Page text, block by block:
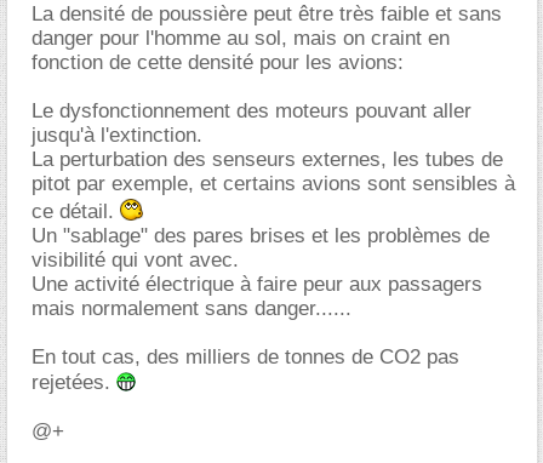
La densité de poussière peut être très faible et sans
danger pour l'homme au sol, mais on craint en
fonction de cette densité pour les avions:
Le dysfonctionnement des moteurs pouvant aller
jusqu'à l'extinction.
La perturbation des senseurs externes, les tubes de
pitot par exemple, et certains avions sont sensibles à
ce détail.
Un "sablage" des pares brises et les problèmes de
visibilité qui vont avec.
Une activité électrique à faire peur aux passagers
mais normalement sans danger......
En tout cas, des milliers de tonnes de CO2 pas
rejetées.
@+